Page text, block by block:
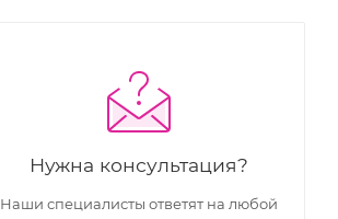
Нужна консультация?
Наши специалисты ответят на любой